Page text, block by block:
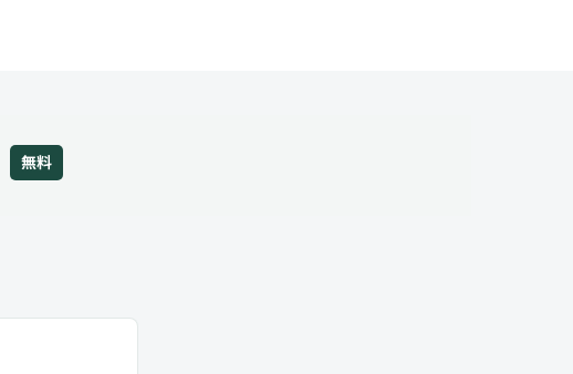
無料